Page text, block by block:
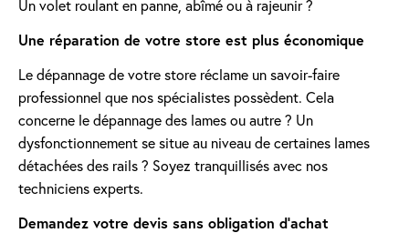
Un volet roulant en panne, abîmé ou à rajeunir ?
Une réparation de votre store est plus économique
Le dépannage de votre store réclame un savoir-faire
professionnel que nos spécialistes possèdent. Cela
concerne le dépannage des lames ou autre ? Un
dysfonctionnement se situe au niveau de certaines lames
détachées des rails ? Soyez tranquillisés avec nos
techniciens experts.
Demandez votre devis sans obligation d'achat